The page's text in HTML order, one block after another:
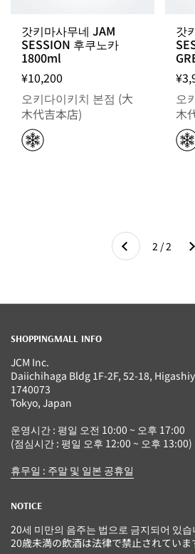
갓키마사무네 JAM
SESSION 후쿠노카
1800ml
¥10,200
오키다이키치 본점 (大
木代吉本店)
갓
오
木
이전 2 / 2 다음
SHOPPINGMALL INFO
JCM Inc.
Daiichihaga Bldg 1F-2F, 52-18,
1740073
Tokyo, Japan
운영시간 : 평일 오전 10:00 ~ 오후 17:00
(점심시간 : 평일 오후 12:00 ~ 오후 13:00)
휴무일 : 주말 및 일본 공휴일
NOTICE
20세 미만의 음주는 법으로 금지되어 있습
20歳未満の飲酒は法律で禁止されていま